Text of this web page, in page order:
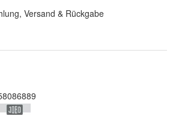
Versand & Rückgabe